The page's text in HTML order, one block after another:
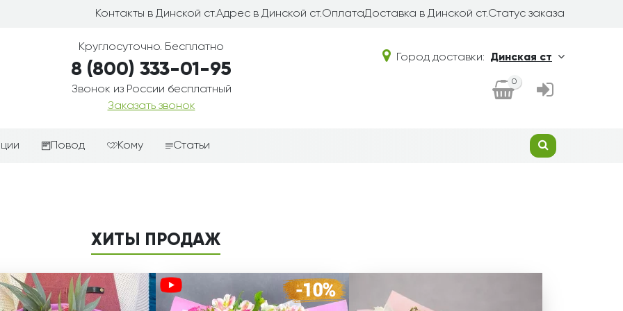
Контакты в Динской ст.Адрес в Динской ст.ОплатаДоставка в Динской ст.Статус заказа
Круглосуточно. Бесплатно
8 (800) 333-01-95
Звонок из России бесплатный
Заказать звонок
Город доставки: Динская ст
0
корзины
Повод
День рождения
Любовь
Просто так
Кому
Мужчине
Папе
Статьи
ХИТЫ ПРОДАЖ